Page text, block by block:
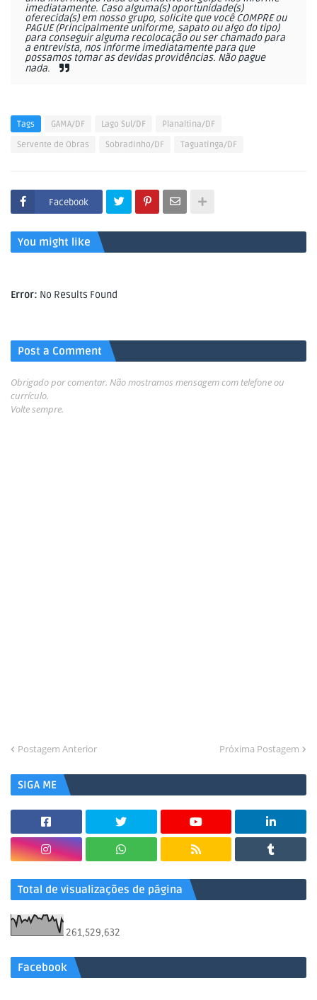
imediatamente. Caso alguma(s) oportunidade(s)
oferecida(s) em nosso grupo, solicite que você COMPRE ou
PAGUE (Principalmente uniforme, sapato ou algo do tipo)
para conseguir alguma recolocação ou ser chamado para
a entrevista, nos informe imediatamente para que
possamos tomar as devidas providências. Não pague
nada.
Tags GAMA/DF Lago Sul/DF
Planaltina/DF
Servente de Obras
Sobradinho/DF Taguatinga/DF
Facebook
You might like
Error: No Results Found
Post a Comment
Obrigado por comentar. Não mostramos mensagem com telefone ou
currículo.
Volte sempre.
Postagem Anterior Próxima Postagem
SIGA ME
Total de visualizações de página
261,529,632
Facebook